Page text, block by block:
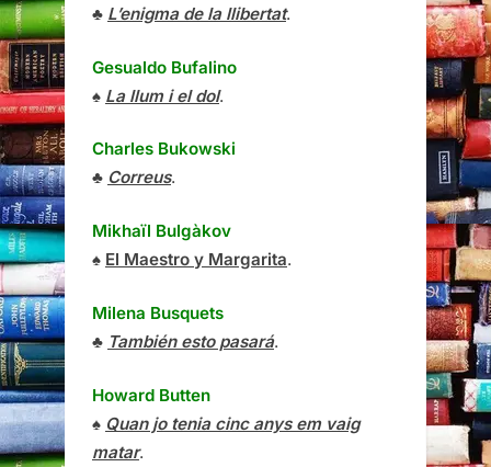
♣ L’enigma de la llibertat.
Gesualdo Bufalino
♠ La llum i el dol.
Charles Bukowski
♣ Correus.
Mikhaïl Bulgàkov
♠ El Maestro y Margarita.
Milena Busquets
♣ También esto pasará.
Howard Butten
♠ Quan jo tenia cinc anys em vaig
matar.